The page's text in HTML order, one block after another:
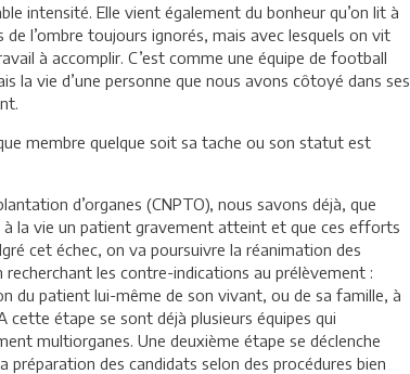
intensité. Elle vient également du bonheur qu’on lit à
l’ombre toujours ignorés, mais avec lesquels on vit
à accomplir. C’est comme une équipe de football
la vie d’une personne que nous avons côtoyé dans ses
membre quelque soit sa tache ou son statut est
d’organes (CNPTO), nous savons déjà, que
la vie un patient gravement atteint et que ces efforts
cet échec, on va poursuivre la réanimation des
les contre-indications au prélèvement :
du patient lui-même de son vivant, ou de sa famille, à
cette étape se sont déjà plusieurs équipes qui
multiorganes. Une deuxième étape se déclenche
préparation des candidats selon des procédures bien